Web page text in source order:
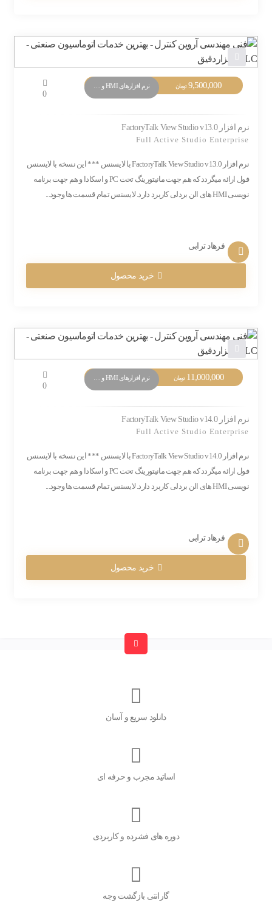
9,500,000 تومان
0
نرم افزار FactoryTalk View Studio v13.0
Full Active Studio Enterprise
نرم افزار FactoryTalk View Studio v13.0 با لایسنس *** این نسخه با لایسنس
فول ارائه میگردد که هم جهت مانیتورینگ تحت PC و اسکادا و هم جهت برنامه
نویسی HMI های الن بردلی کاربرد دارد. لایسنس تمام قسمت ها وجود...
فرهاد ترابی
خرید محصول
11,000,000 تومان
0
نرم افزار FactoryTalk View Studio v14.0
Full Active Studio Enterprise
نرم افزار FactoryTalk View Studio v14.0 با لایسنس *** این نسخه با لایسنس
فول ارائه میگردد که هم جهت مانیتورینگ تحت PC و اسکادا و هم جهت برنامه
نویسی HMI های الن بردلی کاربرد دارد. لایسنس تمام قسمت ها وجود...
فرهاد ترابی
خرید محصول
دانلود سریع و آسان
اساتید مجرب و حرفه ای
دوره های فشرده و کاربردی
گارانتی بازگشت وجه